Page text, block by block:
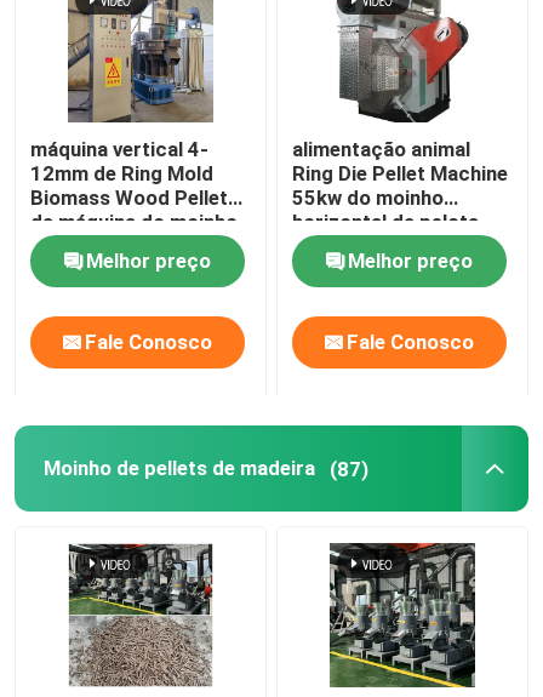
máquina vertical 4-
12mm de Ring Mold
Biomass Wood Pellet
da máquina do moinho
da pelota 380V
Melhor preço
Fale Conosco
alimentação animal
Ring Die Pellet Machine
55kw do moinho
horizontal da pelota
0.8-4t/H
Melhor preço
Fale Conosco
Moinho de pellets de madeira (87)